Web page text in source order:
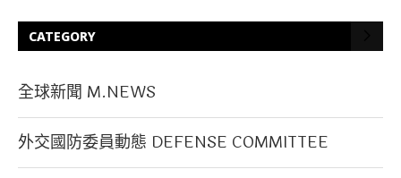
CATEGORY
全球新聞 M.NEWS
外交國防委員動態 DEFENSE COMMITTEE